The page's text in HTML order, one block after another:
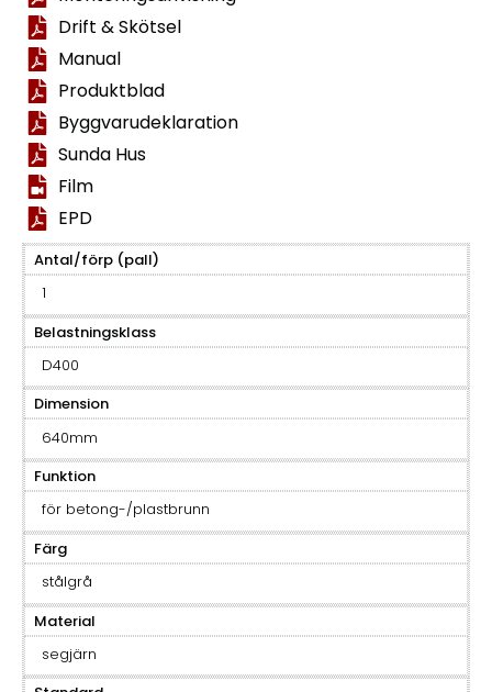
Drift & Skötsel
Manual
Produktblad
Byggvarudeklaration
Sunda Hus
Film
EPD
Antal/förp (pall)
1
Belastningsklass
D400
Dimension
640mm
Funktion
för betong-/plastbrunn
Färg
stålgrå
Material
segjärn